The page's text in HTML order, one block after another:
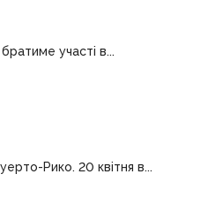
участі в...
Рико. 20 квітня в...